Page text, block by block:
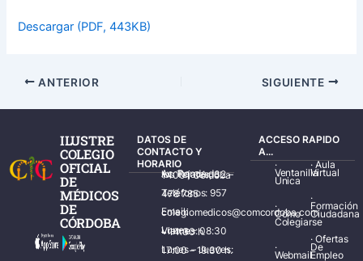
Descargar (PDF, 443KB)
ANTERIOR SIGUIENTE
ILUSTRE
COLEGIO
OFICIAL
DE
MÉDICOS
DE
CÓRDOBA
DATOS DE
CONTACTO Y
HORARIO
Av. Ronda de los Tejares, 32 – 14001 Córdoba
Teléfonos: 957 478 785
Email: colegiomedicos@comcordoba.com
Lunes – Viernes: 08:30 – 14:30 h.
Lunes – Jueves: 17:00 – 19:30 h.
ACCESO RAPIDO
A...
·
Ventanilla
Única
·
Cómo
Colegiarse
·
Webmail
·Aula
Virtual
·
Formación
Ciudadana
·Ofertas
De
Empleo